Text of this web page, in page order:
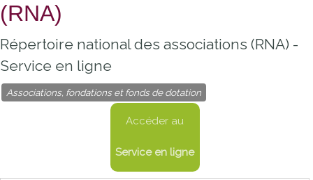
(RNA)
Répertoire national des associations (RNA) -
Service en ligne
Associations, fondations et fonds de dotation
Accéder au
Service en ligne